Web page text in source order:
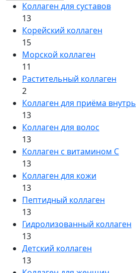
Коллаген для суставов
13
Корейский коллаген
15
Морской коллаген
11
Растительный коллаген
2
Коллаген для приёма внутрь
13
Коллаген для волос
13
Коллаген с витамином C
13
Коллаген для кожи
13
Пептидный коллаген
13
Гидролизованный коллаген
13
Детский коллаген
13